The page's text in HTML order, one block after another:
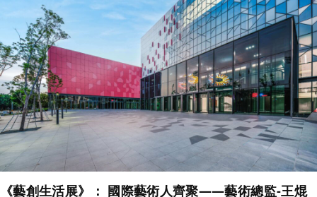
《藝創生活展》： 國際藝術人齊聚——藝術總監-王焜